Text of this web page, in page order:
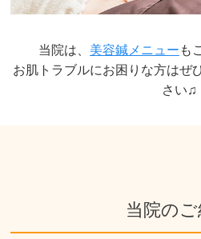
当院は、 美容鍼メニュー も
お肌トラブルにお困りな方はぜ
さい♫
当院の